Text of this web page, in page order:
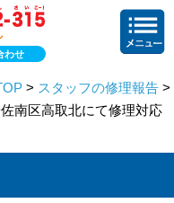
わせ
> スタッフの修理報告 >
南区高取北にて修理対応